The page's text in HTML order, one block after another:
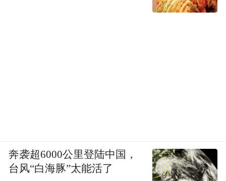
奔袭超6000公里登陆中国，
台风“白海豚”太能活了